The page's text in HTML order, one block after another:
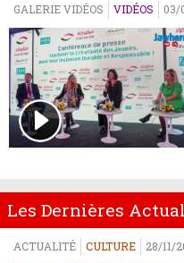
GALERIE VIDÉOS VIDÉOS 03/
Les Dernières
ACTUALITÉ CULTURE 28/11/